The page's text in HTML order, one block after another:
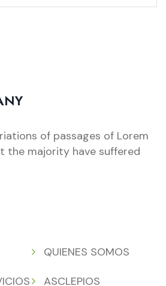
of passages of Lorem
the majority have suffered
QUIENES SOMOS
ASCLEPIOS